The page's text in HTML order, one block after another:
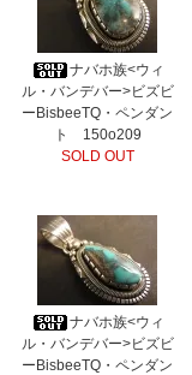
ナバホ族<ウィ
ル・バンデバー>ビズビ
ーBisbeeTQ・ペンダン
ト 150o209
SOLD OUT
ナバホ族<ウィ
ル・バンデバー>ビズビ
ーBisbeeTQ・ペンダン